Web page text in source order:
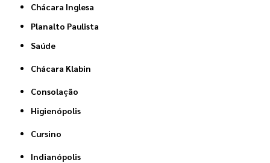
Chácara Inglesa
Planalto Paulista
Saúde
Chácara Klabin
Consolação
Higienópolis
Cursino
Indianópolis